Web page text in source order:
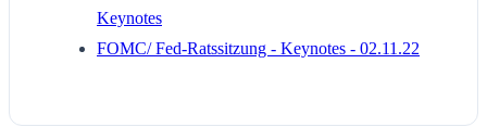
Keynotes
FOMC/ Fed-Ratssitzung - Keynotes - 02.11.22